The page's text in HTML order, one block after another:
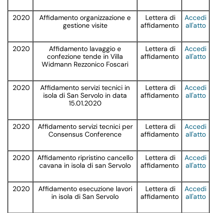
2020
Affidamento organizzazione e
gestione visite
Lettera di
affidamento
Accedi
all'atto
2020
Affidamento lavaggio e
confezione tende in Villa
Widmann Rezzonico Foscari
Lettera di
affidamento
Accedi
all'atto
2020
Affidamento servizi tecnici in
isola di San Servolo in data
15.01.2020
Lettera di
affidamento
Accedi
all'atto
2020
Affidamento servizi tecnici per
Consensus Conference
Lettera di
affidamento
Accedi
all'atto
2020
Affidamento ripristino cancello
cavana in isola di san Servolo
Lettera di
affidamento
Accedi
all'atto
2020
Affidamento esecuzione lavori
in isola di San Servolo
Lettera di
affidamento
Accedi
all'atto